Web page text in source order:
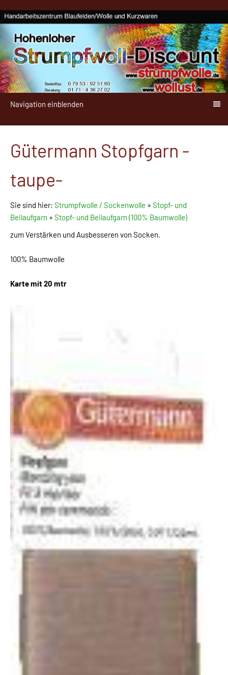
Navigation einblenden
Gütermann Stopfgarn -
taupe-
Sie sind hier: Strumpfwolle / Sockenwolle » Stopf- und
Beilaufgarn » Stopf- und Beilaufgarn (100% Baumwolle)
zum Verstärken und Ausbesseren von Socken.
100% Baumwolle
Karte mit 20 mtr